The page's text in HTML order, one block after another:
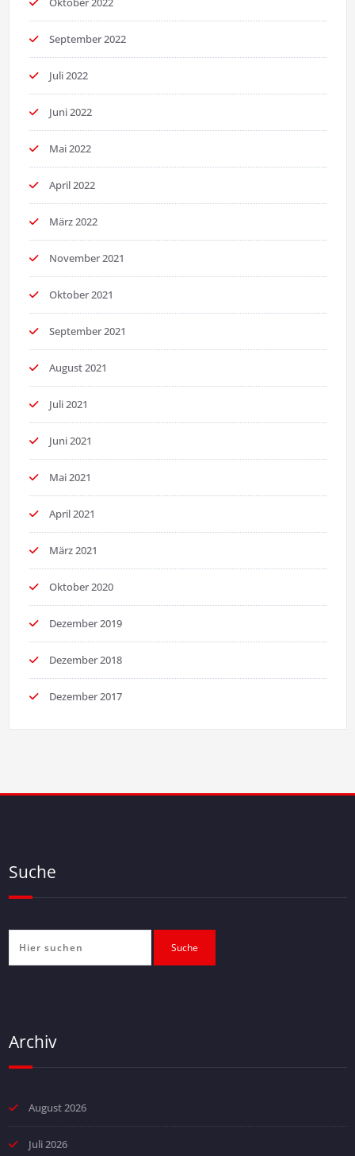
September 2022
Juli 2022
Juni 2022
Mai 2022
April 2022
März 2022
November 2021
Oktober 2021
September 2021
August 2021
Juli 2021
Juni 2021
Mai 2021
April 2021
März 2021
Oktober 2020
Dezember 2019
Dezember 2018
Dezember 2017
Suche
Archiv
August 2026
Juli 2026